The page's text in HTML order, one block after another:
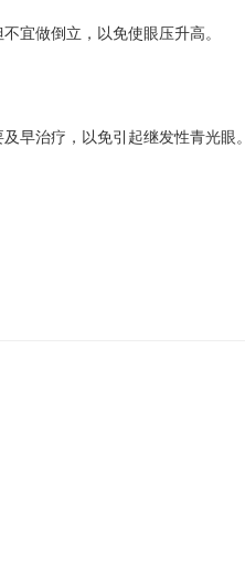
宜做倒立，以免使眼压升高。
早治疗，以免引起继发性青光眼。